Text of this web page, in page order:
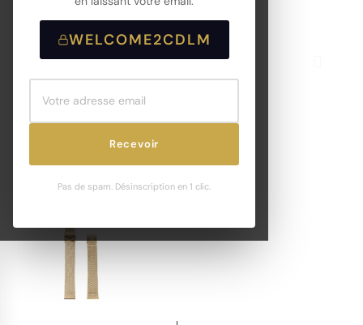
WELCOME2CDLM
Recevoir
Pas de spam. Désinscription en 1 clic.